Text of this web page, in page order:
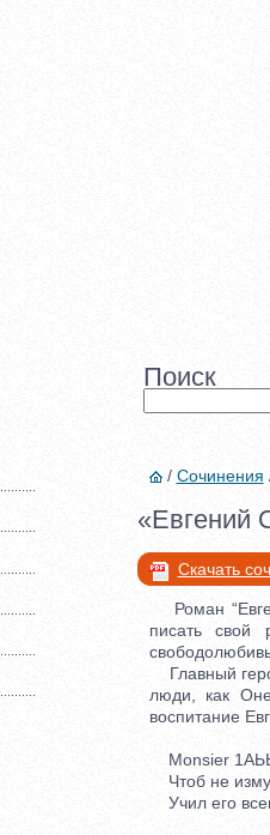
Поиск
/ Сочинения
«Евгений
Скачать
Роман
писать свой
Главный
люди, как
воспитание
Моnsier
Чтоб не
Учил его